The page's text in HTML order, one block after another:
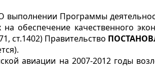
выполнении Программы
обеспечение качественного
ст.1402) Правительство
авиации на 2007-2012 годы